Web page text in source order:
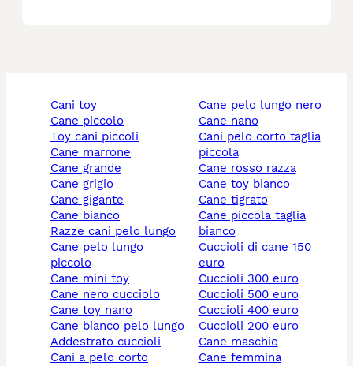
cani toy
cane piccolo
toy cani piccoli
cane marrone
cane grande
cane grigio
cane gigante
cane bianco
razze cani pelo lungo
cane pelo lungo
piccolo
cane mini toy
cane nero cucciolo
cane toy nano
cane bianco pelo lungo
addestrato cuccioli
cani a pelo corto
cane pelo lungo nero
cane nano
cani pelo corto taglia
piccola
cane rosso razza
cane toy bianco
cane tigrato
cane piccola taglia
bianco
cuccioli di cane 150
euro
cuccioli 300 euro
cuccioli 500 euro
cuccioli 400 euro
cuccioli 200 euro
cane maschio
cane femmina